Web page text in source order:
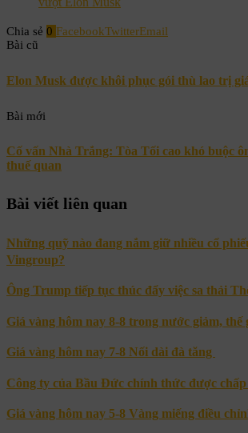
Chia sẻ 0 FacebookTwitterEmail
Bài cũ
Elon Musk được khôi phục gói thù lao trị
Bài mới
Cố vấn Nhà Trắng: Tòa Tối cao khó buộc
thuế quan
Bài viết liên quan
Những quỹ nào đang nắm giữ nhiều cổ
Vingroup?
Ông Trump tiếp tục thúc đẩy việc sa thải
Giá vàng hôm nay 8-8 trong nước giảm, thế
Giá vàng hôm nay 7-8 Nối dài đà tăng
Công ty của Bầu Đức chính thức được
Giá vàng hôm nay 5-8 Vàng miếng điều